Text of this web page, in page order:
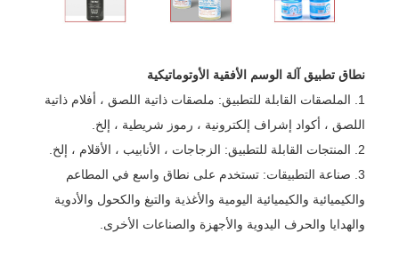
نطاق تطبيق آلة الوسم الأفقية الأوتوماتيكية
1. الملصقات القابلة للتطبيق: ملصقات ذاتية اللصق ، أفلام ذاتية
اللصق ، أكواد إشراف إلكترونية ، رموز شريطية ، إلخ.
2. المنتجات القابلة للتطبيق: الزجاجات ، الأنابيب ، الأقلام ، إلخ.
3. صناعة التطبيقات: تستخدم على نطاق واسع في المطاعم
والكيميائية والكيميائية اليومية والأغذية والتبغ والكحول والأدوية
والهدايا والحرف اليدوية والأجهزة والصناعات الأخرى.